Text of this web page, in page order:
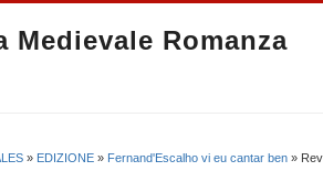
Medievale Romanza
» EDIZIONE » Fernand'Escalho vi eu cantar ben »